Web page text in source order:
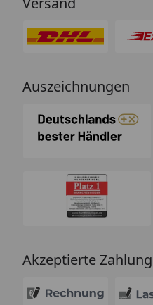
Auszeichnungen
Akzeptierte